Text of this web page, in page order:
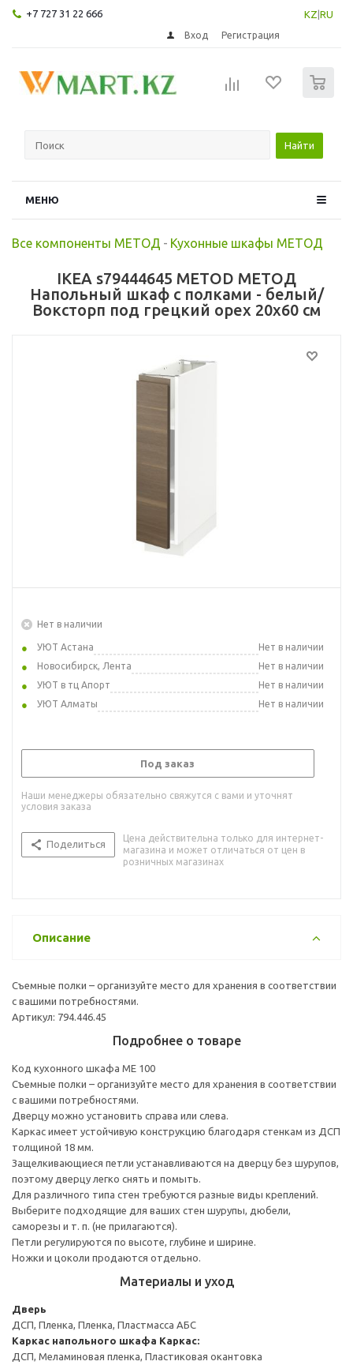
+7 727 31 22 666 KZ RU
Вход Регистрация
Найти
МЕНЮ
Все компоненты МЕТОД - Кухонные шкафы МЕТОД
IKEA s79444645 METOD МЕТОД
Напольный шкаф с полками - белый/
Воксторп под грецкий орех 20x60 см
Нет в наличии
УЮТ Астана
Нет в наличии
Новосибирск, Лента
Нет в наличии
УЮТ в тц Апорт
Нет в наличии
УЮТ Алматы
Нет в наличии
Под заказ
Наши менеджеры обязательно свяжутся с вами и уточнят
условия заказа
Поделиться
Цена действительна только для интернет-
магазина и может отличаться от цен в
розничных магазинах
Описание
Съемные полки – организуйте место для хранения в соответствии
с вашими потребностями.
Артикул: 794.446.45
Подробнее о товаре
Код кухонного шкафа ME 100
Съемные полки – организуйте место для хранения в соответствии
с вашими потребностями.
Дверцу можно установить справа или слева.
Каркас имеет устойчивую конструкцию благодаря стенкам из ДСП
толщиной 18 мм.
Защелкивающиеся петли устанавливаются на дверцу без шурупов,
поэтому дверцу легко снять и помыть.
Для различного типа стен требуются разные виды креплений.
Выберите подходящие для ваших стен шурупы, дюбели,
саморезы и т. п. (не прилагаются).
Петли регулируются по высоте, глубине и ширине.
Ножки и цоколи продаются отдельно.
Материалы и уход
Дверь
ДСП, Пленка, Пленка, Пластмасса АБС
Каркас напольного шкафа Каркас:
ДСП, Меламиновая пленка, Пластиковая окантовка